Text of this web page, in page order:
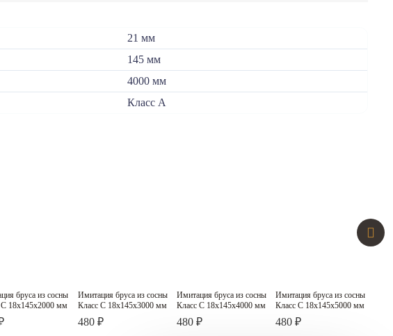
21 мм
145 мм
4000 мм
Класс А
Класс C
бруса из сосны
C 18х145х2000 мм
Класс C
Имитация бруса из сосны
Класс C 18х145х3000 мм
480 ₽
Класс C
Имитация бруса из сосны
Класс C 18х145х4000 мм
480 ₽
Класс C
Имитация бруса из сосны
Класс C 18х145х5000 мм
480 ₽